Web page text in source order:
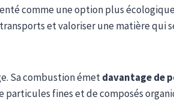
comme une option plus
et valoriser une matière qui
Sa combustion émetdavantage de
particules fines et de composés